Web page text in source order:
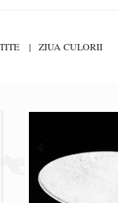
ZIUA CULORII